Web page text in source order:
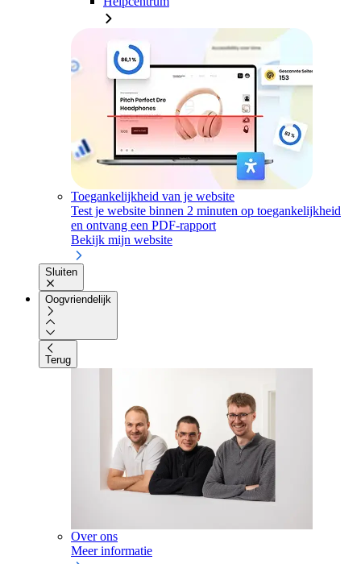
Toegankelijkheid van je website
Test je website binnen 2 minuten op toegankelijkheid
en ontvang een PDF-rapport
Bekijk mijn website
Sluiten
Oogvriendelijk
Terug
Over ons
Meer informatie